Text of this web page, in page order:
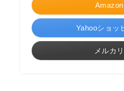
Amazon
Yahooショッ
メルカリ